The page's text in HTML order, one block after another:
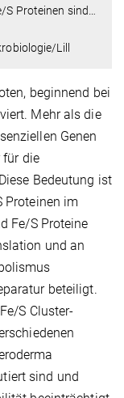
S Proteinen sind
Lill
beginnend bei
Mehr als die
Genen
für die
Bedeutung ist
Proteinen im
Fe/S Proteine
und an
beteiligt.
S Cluster-
sind und